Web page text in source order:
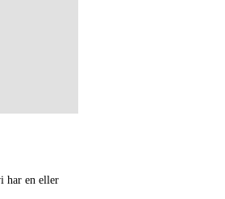
har en eller